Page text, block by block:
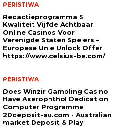
PERISTIWA
Redactieprogramma S
Kwaliteit Vijfde Achtbaar
Online Casinos Voor
Verenigde Staten Spelers –
Europese Unie Unlock Offer
https://www.celsius-be.com/
PERISTIWA
Does Winzir Gambling Casino
Have Axerophthol Dedication
Computer Programme
20deposit-au.com • Australian
market Deposit & Play